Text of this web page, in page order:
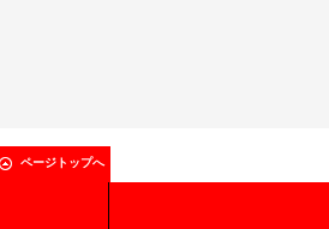
ページトップへ